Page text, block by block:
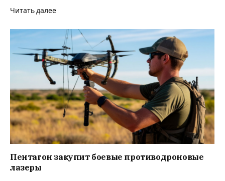
Читать далее
Пентагон закупит боевые противодроновые
лазеры